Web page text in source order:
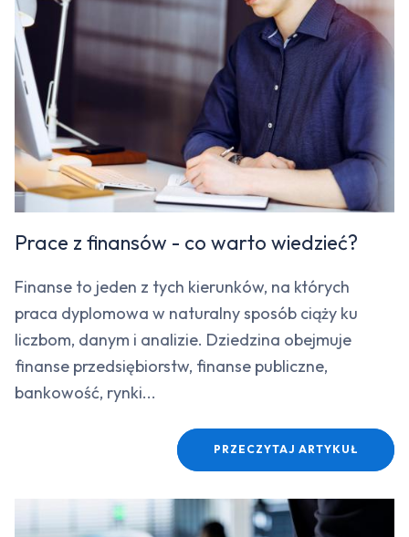
Prace z finansów - co warto wiedzieć?
Finanse to jeden z tych kierunków, na których
praca dyplomowa w naturalny sposób ciąży ku
liczbom, danym i analizie. Dziedzina obejmuje
finanse przedsiębiorstw, finanse publiczne,
bankowość, rynki...
PRZECZYTAJ ARTYKUŁ